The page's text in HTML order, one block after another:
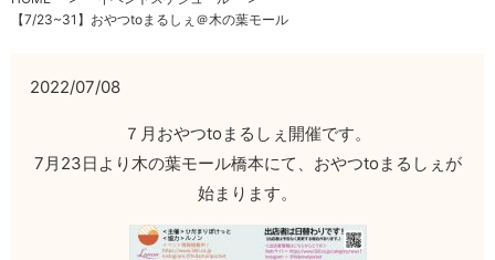
【7/23~31】おやつtoまるしぇ＠木の葉モール
2022/07/08
７月おやつtoまるしぇ開催です。
7月23日より木の葉モール橋本にて、おやつtoまるしぇが
始まります。